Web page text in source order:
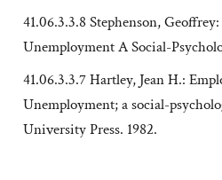
41.06.3.3.8 Stephenson,
Unemployment A Social-
41.06.3.3.7 Hartley, Jean H.:
Unemployment; a social-
University Press. 1982.